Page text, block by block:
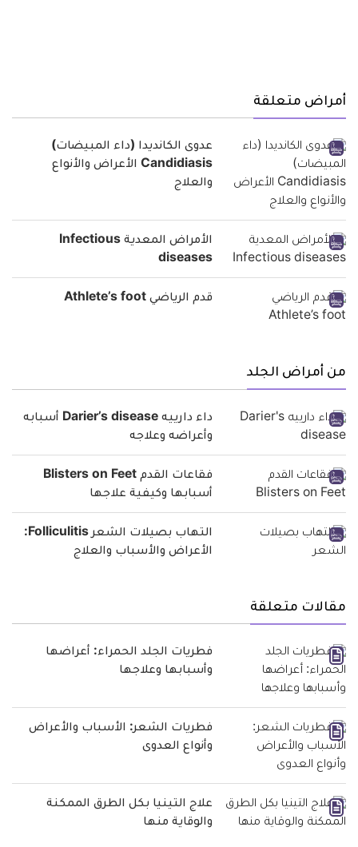
أمراض متعلقة
عدوى الكانديدا (داء المبيضات)
Candidiasis الأعراض والأنواع
والعلاج
الأمراض المعدية Infectious
diseases
قدم الرياضي Athlete’s foot
من أمراض الجلد
داء دارييه Darier’s disease أسبابه
وأعراضه وعلاجه
فقاعات القدم Blisters on Feet
أسبابها وكيفية علاجها
التهاب بصيلات الشعر Folliculitis:
الأعراض والأسباب والعلاج
مقالات متعلقة
فطريات الجلد الحمراء: أعراضها
وأسبابها وعلاجها
فطريات الشعر: الأسباب والأعراض
وأنواع العدوى
علاج التينيا بكل الطرق الممكنة
والوقاية منها